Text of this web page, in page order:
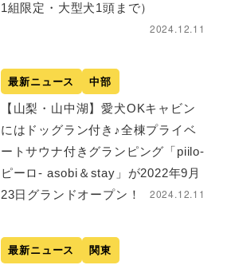
1組限定・大型犬1頭まで）
2024.12.11
最新ニュース 中部
【山梨・山中湖】愛犬OKキャビン
にはドッグラン付き♪全棟プライベ
ートサウナ付きグランピング「piilo-
ピーロ- asobi＆stay」が2022年9月
23日グランドオープン！
2024.12.11
最新ニュース 関東